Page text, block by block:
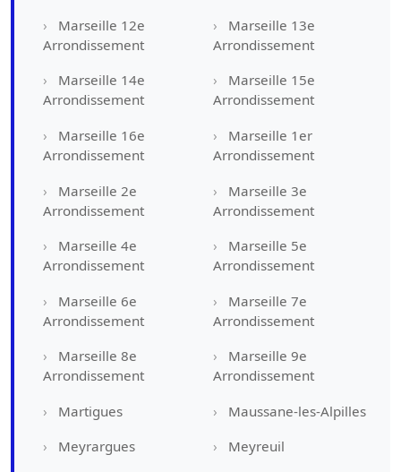
Marseille 12e
Arrondissement
Marseille 13e
Arrondissement
Marseille 14e
Arrondissement
Marseille 15e
Arrondissement
Marseille 16e
Arrondissement
Marseille 1er
Arrondissement
Marseille 2e
Arrondissement
Marseille 3e
Arrondissement
Marseille 4e
Arrondissement
Marseille 5e
Arrondissement
Marseille 6e
Arrondissement
Marseille 7e
Arrondissement
Marseille 8e
Arrondissement
Marseille 9e
Arrondissement
Martigues
Maussane-les-Alpilles
Meyrargues
Meyreuil